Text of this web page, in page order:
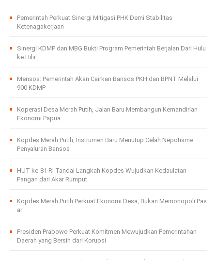
Pemerintah Perkuat Sinergi Mitigasi PHK Demi Stabilitas
Ketenagakerjaan
Sinergi KDMP dan MBG Bukti Program Pemerintah Berjalan Dari Hulu
ke Hilir
Mensos: Pemerintah Akan Cairkan Bansos PKH dan BPNT Melalui
900 KDMP
Koperasi Desa Merah Putih, Jalan Baru Membangun Kemandirian
Ekonomi Papua
Kopdes Merah Putih, Instrumen Baru Menutup Celah Nepotisme
Penyaluran Bansos
HUT ke-81 RI Tandai Langkah Kopdes Wujudkan Kedaulatan
Pangan dari Akar Rumput
Kopdes Merah Putih Perkuat Ekonomi Desa, Bukan Memonopoli Pas
ar
Presiden Prabowo Perkuat Komitmen Mewujudkan Pemerintahan
Daerah yang Bersih dari Korupsi